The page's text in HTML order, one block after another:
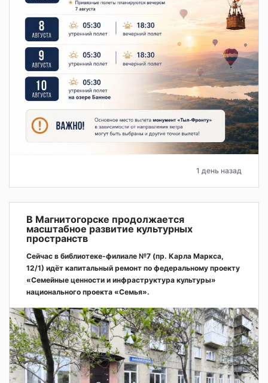
1 день назад
В Магнитогорске продолжается
масштабное развитие культурных
пространств
Сейчас в библиотеке-филиале №7 (пр. Карла Маркса,
12/1) идёт капитальный ремонт по федеральному проекту
«Семейные ценности и инфраструктура культуры»
национального проекта «Семья».